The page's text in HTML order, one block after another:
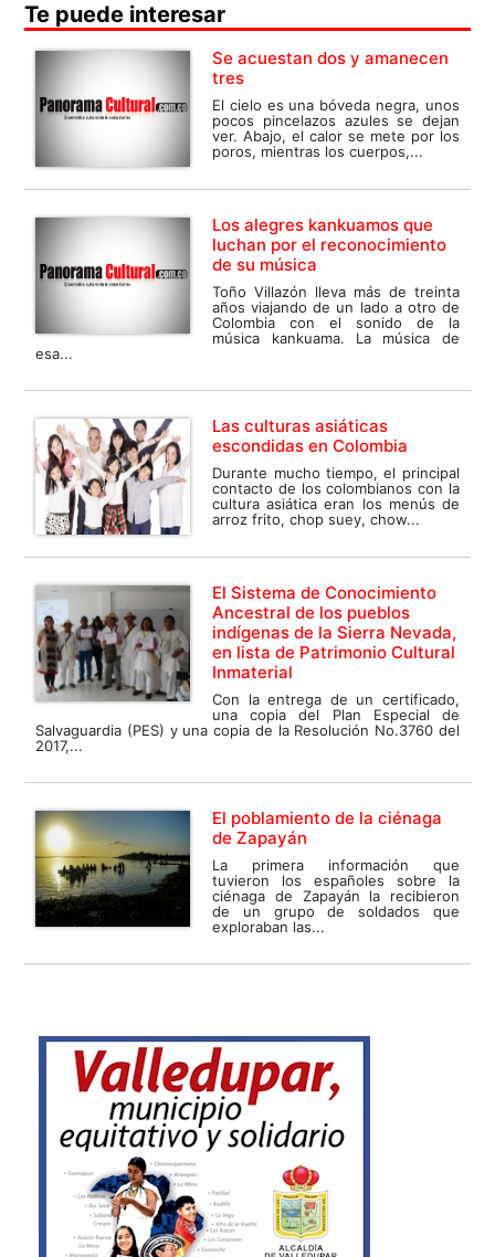
Te puede interesar
Se acuestan dos y amanecen
tres
El cielo es una bóveda negra, unos
pocos pincelazos azules se dejan
ver. Abajo, el calor se mete por los
poros, mientras los cuerpos,...
Los alegres kankuamos que
luchan por el reconocimiento
de su música
Toño Villazón lleva más de treinta
años viajando de un lado a otro de
Colombia con el sonido de la
música kankuama. La música de
esa...
Las culturas asiáticas
escondidas en Colombia
Durante mucho tiempo, el principal
contacto de los colombianos con la
cultura asiática eran los menús de
arroz frito, chop suey, chow...
El Sistema de Conocimiento
Ancestral de los pueblos
indígenas de la Sierra Nevada,
en lista de Patrimonio Cultural
Inmaterial
Con la entrega de un certificado,
una copia del Plan Especial de
Salvaguardia (PES) y una copia de la Resolución No.3760 del
2017,...
El poblamiento de la ciénaga
de Zapayán
La primera información que
tuvieron los españoles sobre la
ciénaga de Zapayán la recibieron
de un grupo de soldados que
exploraban las...